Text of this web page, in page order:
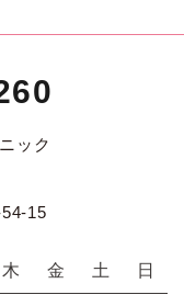
ック
15
木 金 土 日